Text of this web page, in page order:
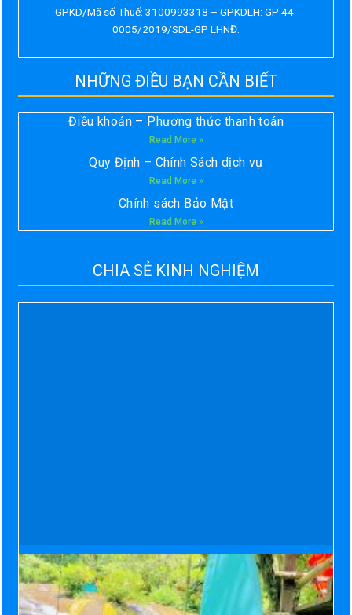
GPKD/Mã số Thuế: 3100993318 – GPKDLH: GP:44-
0005/2019/SDL-GP LHNĐ.
NHỮNG ĐIỀU BẠN CẦN BIẾT
Điều khoản – Phương thức thanh toán
Read More »
Quy Định – Chính Sách dịch vụ
Read More »
Chính sách Bảo Mật
Read More »
CHIA SẺ KINH NGHIỆM